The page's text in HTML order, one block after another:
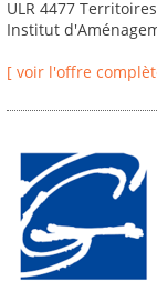
ULR 4477
Institut
[ voir l'offre